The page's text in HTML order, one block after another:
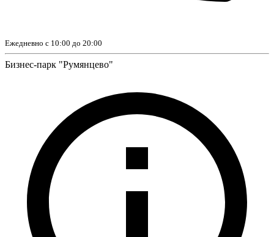
Ежедневно с 10:00 до 20:00
Бизнес-парк "Румянцево"